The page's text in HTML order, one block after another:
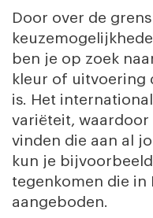
Door over de
ben je op zoek
kleur of uitvoering
is. Het
variëteit, waardoor
vinden die aan al
kun je
tegenkomen die in
aangeboden.